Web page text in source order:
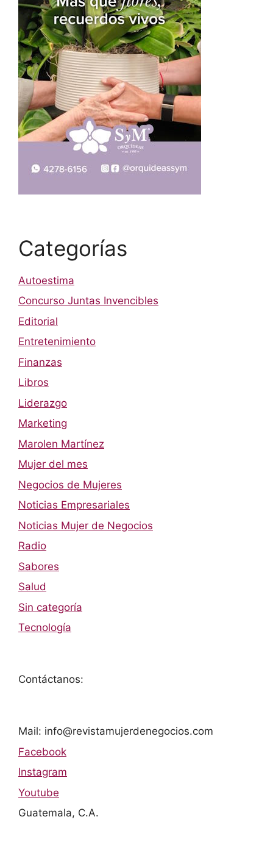
Categorías
Autoestima
Concurso Juntas Invencibles
Editorial
Entretenimiento
Finanzas
Libros
Liderazgo
Marketing
Marolen Martínez
Mujer del mes
Negocios de Mujeres
Noticias Empresariales
Noticias Mujer de Negocios
Radio
Sabores
Salud
Sin categoría
Tecnología
Contáctanos:
Mail: info@revistamujerdenegocios.com
Facebook
Instagram
Youtube
Guatemala, C.A.